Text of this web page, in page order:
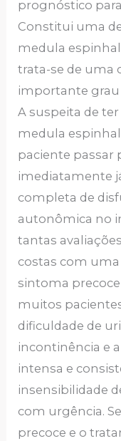
prognóstico
Constitui uma
medula
trata-se de uma
importante grau
A suspeita de
medula
paciente passar
imediatamente
completa de
autonômica no
tantas
costas com
sintoma
muitos
dificuldade de
incontinência e
intensa e
insensibilidade
com urgência.
precoce e o